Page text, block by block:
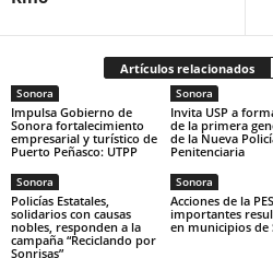
Artículos relacionados
Sonora
Impulsa Gobierno de
Sonora fortalecimiento
empresarial y turístico de
Puerto Peñasco: UTPP
Sonora
Invita USP a
de la primera
de la Nueva
Penitenciaria
Sonora
Policías Estatales,
solidarios con causas
nobles, responden a la
campaña “Reciclando por
Sonrisas”
Sonora
Acciones de la
importantes
en municipios de